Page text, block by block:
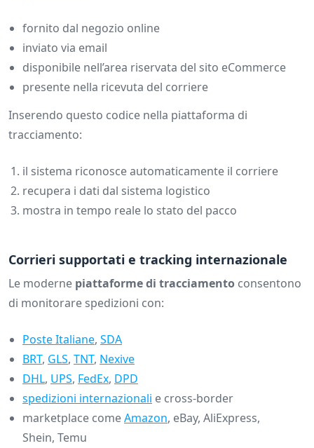
fornito dal negozio online
inviato via email
disponibile nell’area riservata del sito eCommerce
presente nella ricevuta del corriere
Inserendo questo codice nella piattaforma di
tracciamento:
il sistema riconosce automaticamente il corriere
recupera i dati dal sistema logistico
mostra in tempo reale lo stato del pacco
Corrieri supportati e tracking internazionale
Le moderne piattaforme di tracciamento consentono
di monitorare spedizioni con:
Poste Italiane, SDA
BRT, GLS, TNT, Nexive
DHL, UPS, FedEx, DPD
spedizioni internazionali e cross-border
marketplace comeAmazon, eBay, AliExpress,
Shein, Temu